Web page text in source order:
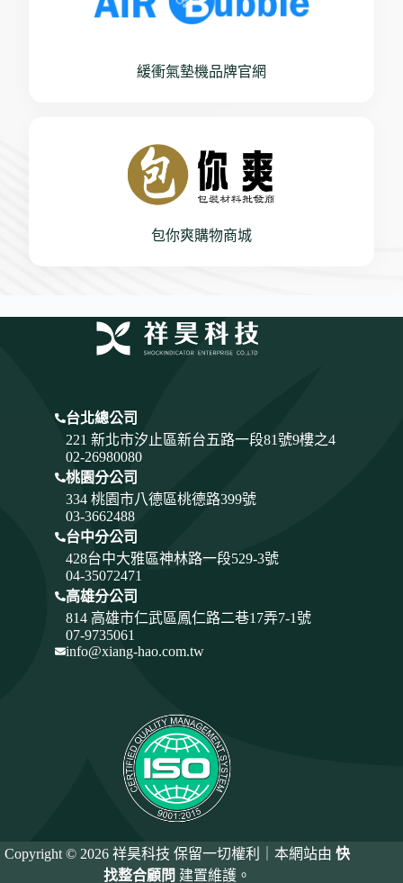
緩衝氣墊機品牌官網
包你爽購物商城
台北總公司
221 新北市汐止區新台五路一段81號9樓之4
02-26980080
桃園分公司
334 桃園市八德區桃德路399號
03-3662488
台中分公司
428台中大雅區神林路一段529-3號
04-35072471
高雄分公司
814 高雄市仁武區鳳仁路二巷17弄7-1號
07-9735061
info@xiang-hao.com.tw
Copyright © 2026 祥昊科技 保留一切權利｜本網站由快
找整合顧問 建置維護。